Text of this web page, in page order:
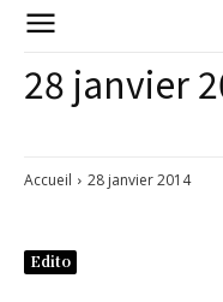
28 janvier
Accueil 28 janvier 2014
Edito